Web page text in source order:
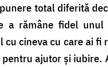
total diferită
a rămâne fidel
cineva cu care ai
ajutor şi